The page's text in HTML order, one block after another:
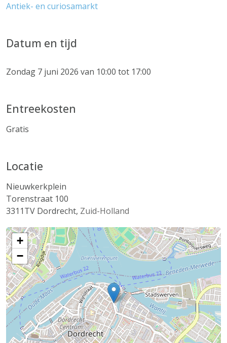
Antiek- en curiosamarkt
Datum en tijd
Zondag 7 juni 2026 van 10:00 tot 17:00
Entreekosten
Gratis
Locatie
Nieuwkerkplein
Torenstraat 100
3311TV Dordrecht, Zuid-Holland
+
−